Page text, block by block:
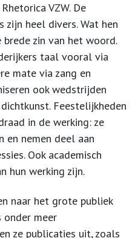
VZW. De
zijn heel divers. Wat hen
zin van het woord.
taal vooral via
mate via zang en
ook wedstrijden
Feestelijkheden
in de werking: ze
en nemen deel aan
Ook academisch
hun werking zijn.
naar het grote publiek
onder meer
ze publicaties uit, zoals